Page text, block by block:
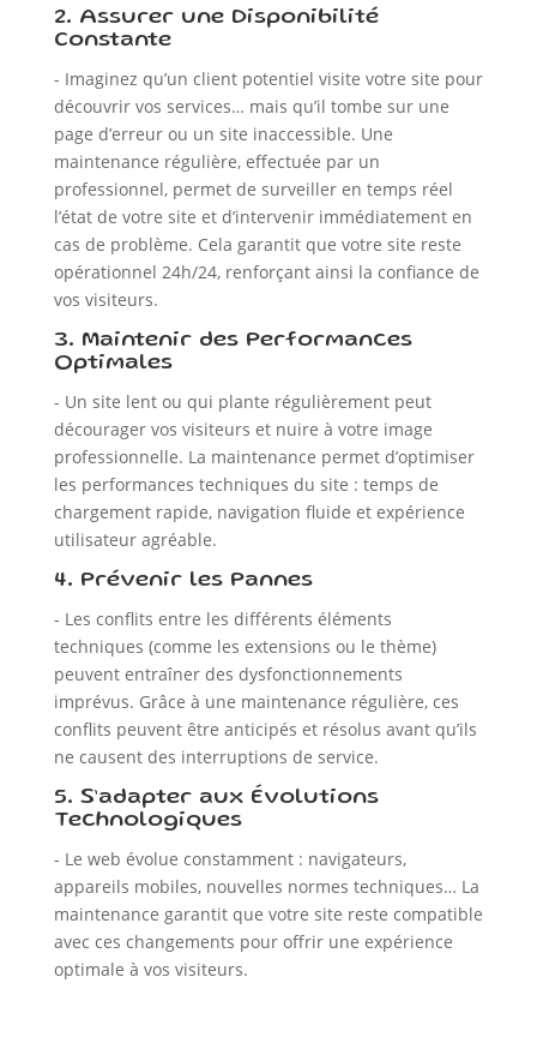
2. Assurer une Disponibilité
Constante
- Imaginez qu’un client potentiel visite votre site pour
découvrir vos services… mais qu’il tombe sur une
page d’erreur ou un site inaccessible. Une
maintenance régulière, effectuée par un
professionnel, permet de surveiller en temps réel
l’état de votre site et d’intervenir immédiatement en
cas de problème. Cela garantit que votre site reste
opérationnel 24h/24, renforçant ainsi la confiance de
vos visiteurs.
3. Maintenir des Performances
Optimales
- Un site lent ou qui plante régulièrement peut
décourager vos visiteurs et nuire à votre image
professionnelle. La maintenance permet d’optimiser
les performances techniques du site : temps de
chargement rapide, navigation fluide et expérience
utilisateur agréable.
4. Prévenir les Pannes
- Les conflits entre les différents éléments
techniques (comme les extensions ou le thème)
peuvent entraîner des dysfonctionnements
imprévus. Grâce à une maintenance régulière, ces
conflits peuvent être anticipés et résolus avant qu’ils
ne causent des interruptions de service.
5. S’adapter aux Évolutions
Technologiques
- Le web évolue constamment : navigateurs,
appareils mobiles, nouvelles normes techniques… La
maintenance garantit que votre site reste compatible
avec ces changements pour offrir une expérience
optimale à vos visiteurs.